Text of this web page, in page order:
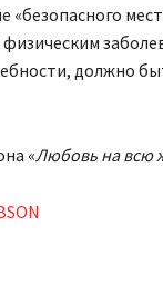
«безопасного
должно
«Любовь на всю